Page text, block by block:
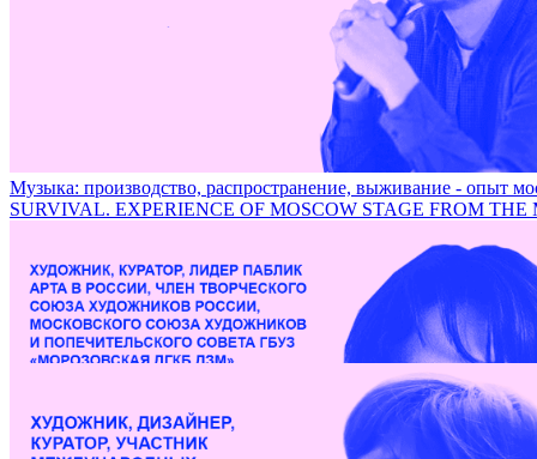
Музыка: производство, распространение, выживание - опыт
SURVIVAL. EXPERIENCE OF MOSCOW STAGE FROM